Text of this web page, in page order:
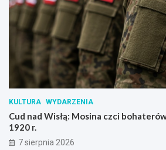
KULTURA WYDARZENIA
Cud nad Wisłą: Mosina czci
1920 r.
7 sierpnia 2026